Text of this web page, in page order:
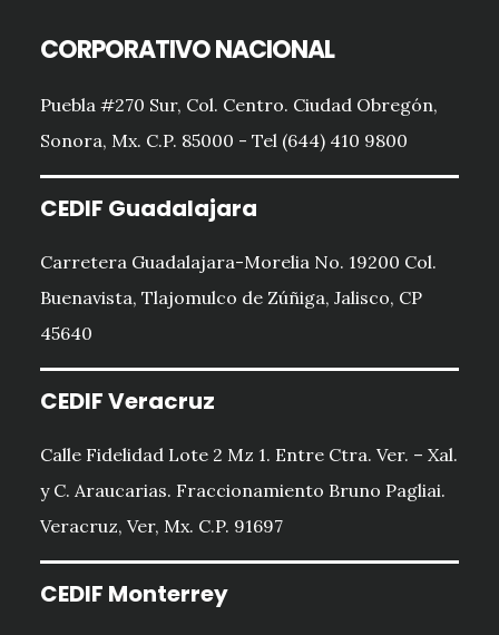
CORPORATIVO NACIONAL
Puebla #270 Sur, Col. Centro. Ciudad Obregón,
Sonora, Mx. C.P. 85000 - Tel (644) 410 9800
CEDIF Guadalajara
Carretera Guadalajara-Morelia No. 19200 Col.
Buenavista, Tlajomulco de Zúñiga, Jalisco, CP
45640
CEDIF Veracruz
Calle Fidelidad Lote 2 Mz 1. Entre Ctra. Ver. – Xal.
y C. Araucarias. Fraccionamiento Bruno Pagliai.
Veracruz, Ver, Mx. C.P. 91697
CEDIF Monterrey